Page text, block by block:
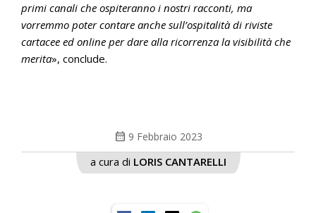
primi canali che ospiteranno i nostri racconti, ma
vorremmo poter contare anche sull’ospitalità di riviste
cartacee ed online per dare alla ricorrenza la visibilità che
merita», conclude.
calendar_month 9 Febbraio 2023
a cura di LORIS CANTARELLI